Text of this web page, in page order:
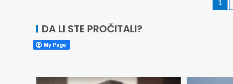
1
DA LI STE PROČITALI?